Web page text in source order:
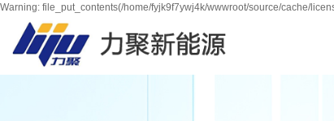
Warning: file_put_contents(/home/fyjk9f7ywj4k/wwwroot/source/cache/